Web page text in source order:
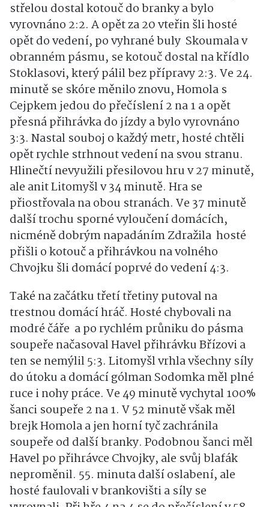
střelou dostal kotouč do branky a bylo
vyrovnáno 2:2. A opět za 20 vteřin šli hosté
opět do vedení, po vyhrané buly Skoumala v
obranném pásmu, se kotouč dostal na křídlo
Stoklasovi, který pálil bez přípravy 2:3. Ve 24.
minutě se skóre měnilo znovu, Homola s
Cejpkem jedou do přečíslení 2 na 1 a opět
přesná přihrávka do jízdy a bylo vyrovnáno
3:3. Nastal souboj o každý metr, hosté chtěli
opět rychle strhnout vedení na svou stranu.
Hlinečtí nevyužili přesilovou hru v 27 minutě,
ale anit Litomyšl v 34 minutě. Hra se
přiostřovala na obou stranách. Ve 37 minutě
další trochu sporné vyloučení domácích,
nicméně dobrým napadáním Zdražila hosté
přišli o kotouč a přihrávkou na volného
Chvojku šli domácí poprvé do vedení 4:3.
Také na začátku třetí třetiny putoval na
trestnou domácí hráč. Hosté chybovali na
modré čáře a po rychlém průniku do pásma
soupeře načasoval Havel přihrávku Břízovi a
ten se nemýlil 5:3. Litomyšl vrhla všechny síly
do útoku a domácí gólman Sodomka měl plné
ruce i nohy práce. Ve 49 minutě vychytal 100%
šanci soupeře 2 na 1. V 52 minutě však měl
brejk Homola a jen horní tyč zachránila
soupeře od další branky. Podobnou šanci měl
Havel po přihrávce Chvojky, ale svůj blafák
neproměnil. 55. minuta další oslabení, ale
hosté faulovali v brankovišti a síly se